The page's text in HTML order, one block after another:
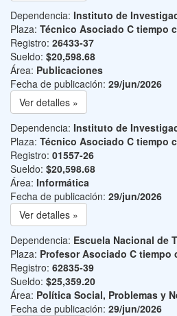
Dependencia: Instituto de
Plaza: Técnico Asociado C tiempo
Registro: 26433-37
Sueldo: $20,598.68
Área: Publicaciones
Fecha de publicación: 29/jun/2026
Ver detalles »
Dependencia: Instituto de
Plaza: Técnico Asociado C tiempo
Registro: 01557-26
Sueldo: $20,598.68
Área: Informática
Fecha de publicación: 29/jun/2026
Ver detalles »
Dependencia: Escuela Nacional de
Plaza: Profesor Asociado C tiempo
Registro: 62835-39
Sueldo: $25,359.20
Área: Política Social, Problemas y
Fecha de publicación: 29/jun/2026